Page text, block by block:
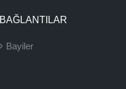
BAĞLANTILAR
Bayiler